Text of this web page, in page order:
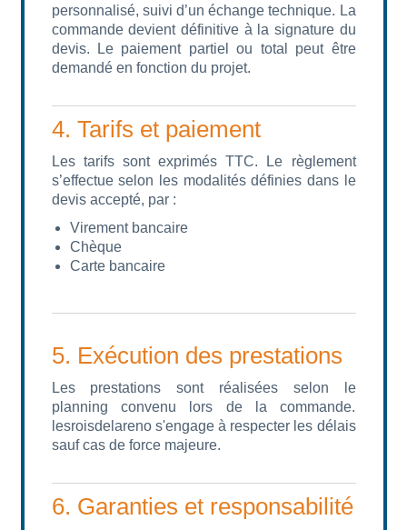
personnalisé, suivi d’un échange technique. La
commande devient définitive à la signature du
devis. Le paiement partiel ou total peut être
demandé en fonction du projet.
4. Tarifs et paiement
Les tarifs sont exprimés TTC. Le règlement
s’effectue selon les modalités définies dans le
devis accepté, par :
Virement bancaire
Chèque
Carte bancaire
5. Exécution des prestations
Les prestations sont réalisées selon le
planning convenu lors de la commande.
lesroisdelareno s'engage à respecter les délais
sauf cas de force majeure.
6. Garanties et responsabilité